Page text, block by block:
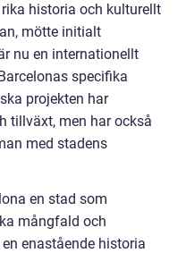
historia och kulturellt
mötte initialt
nu en internationellt
specifika
projekten har
tillväxt, men har också
med stadens
en stad som
mångfald och
enastående historia